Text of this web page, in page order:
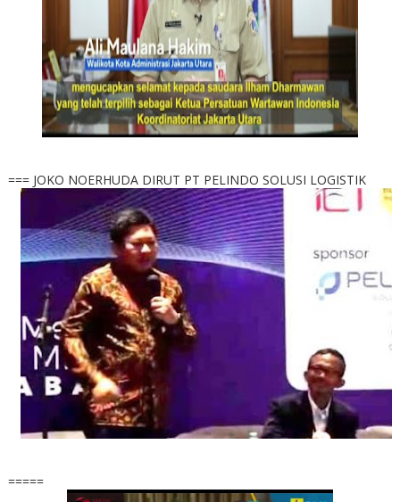
=== JOKO NOERHUDA DIRUT PT PELINDO SOLUSI LOGISTIK
=====